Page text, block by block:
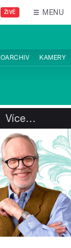
ŽIVĚ MENU
KAMERY
Více…